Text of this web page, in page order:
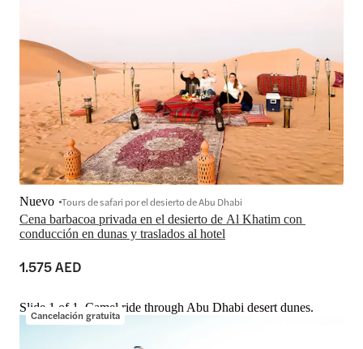
Cena barbacoa privada en el desierto de Al Khatim con
conducción en dunas y traslados al hotel
Nuevo Tours de safari por el desierto de Abu Dhabi
1.575 AED
Cancelación gratuita
Slide 1 of 1, Camel ride through Abu Dhabi desert dunes.